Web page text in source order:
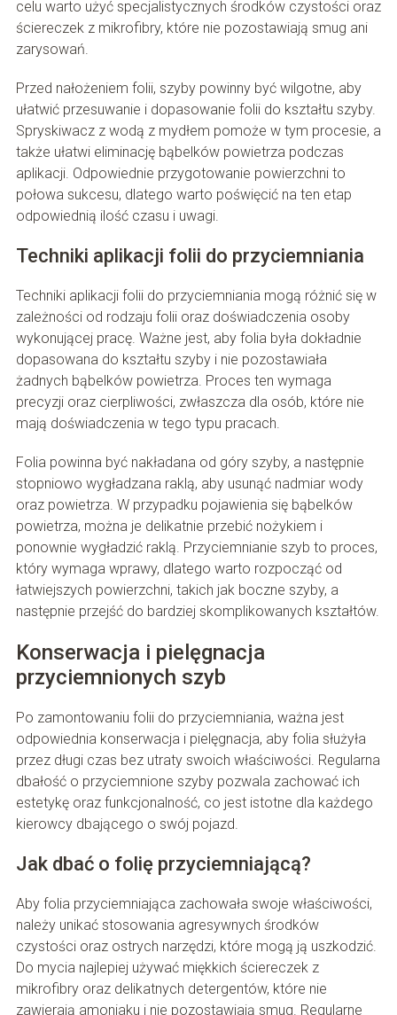
celu warto użyć specjalistycznych środków czystości oraz
ściereczek z mikrofibry, które nie pozostawiają smug ani
zarysowań.
Przed nałożeniem folii, szyby powinny być wilgotne, aby
ułatwić przesuwanie i dopasowanie folii do kształtu szyby.
Spryskiwacz z wodą z mydłem pomoże w tym procesie, a
także ułatwi eliminację bąbelków powietrza podczas
aplikacji. Odpowiednie przygotowanie powierzchni to
połowa sukcesu, dlatego warto poświęcić na ten etap
odpowiednią ilość czasu i uwagi.
Techniki aplikacji folii do przyciemniania
Techniki aplikacji folii do przyciemniania mogą różnić się w
zależności od rodzaju folii oraz doświadczenia osoby
wykonującej pracę. Ważne jest, aby folia była dokładnie
dopasowana do kształtu szyby i nie pozostawiała
żadnych bąbelków powietrza. Proces ten wymaga
precyzji oraz cierpliwości, zwłaszcza dla osób, które nie
mają doświadczenia w tego typu pracach.
Folia powinna być nakładana od góry szyby, a następnie
stopniowo wygładzana raklą, aby usunąć nadmiar wody
oraz powietrza. W przypadku pojawienia się bąbelków
powietrza, można je delikatnie przebić nożykiem i
ponownie wygładzić raklą. Przyciemnianie szyb to proces,
który wymaga wprawy, dlatego warto rozpocząć od
łatwiejszych powierzchni, takich jak boczne szyby, a
następnie przejść do bardziej skomplikowanych kształtów.
Konserwacja i pielęgnacja
przyciemnionych szyb
Po zamontowaniu folii do przyciemniania, ważna jest
odpowiednia konserwacja i pielęgnacja, aby folia służyła
przez długi czas bez utraty swoich właściwości. Regularna
dbałość o przyciemnione szyby pozwala zachować ich
estetykę oraz funkcjonalność, co jest istotne dla każdego
kierowcy dbającego o swój pojazd.
Jak dbać o folię przyciemniającą?
Aby folia przyciemniająca zachowała swoje właściwości,
należy unikać stosowania agresywnych środków
czystości oraz ostrych narzędzi, które mogą ją uszkodzić.
Do mycia najlepiej używać miękkich ściereczek z
mikrofibry oraz delikatnych detergentów, które nie
zawierają amoniaku i nie pozostawiają smug. Regularne